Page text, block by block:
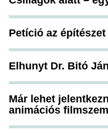
Petíció az
Elhunyt Dr. Bitó
Már lehet
animációs